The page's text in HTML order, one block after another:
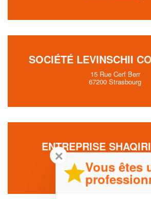
SOCIÉTÉ LEVINSCHII
15 Rue Cerf Berr
67200 Strasbourg
ENTREPRISE
38 Rue De Wattwiller
67100 Strasbourg
✕
Vous êtes